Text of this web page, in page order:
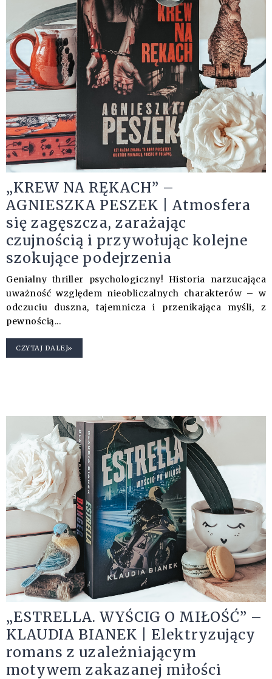
„KREW NA RĘKACH” –
AGNIESZKA PESZEK | Atmosfera
się zagęszcza, zarażając
czujnością i przywołując kolejne
szokujące podejrzenia
Genialny thriller psychologiczny! Historia narzucająca
uważność względem nieobliczalnych charakterów – w
odczuciu duszna, tajemnicza i przenikająca myśli, z
pewnością...
CZYTAJ DALEJ»
„ESTRELLA. WYŚCIG O MIŁOŚĆ” –
KLAUDIA BIANEK | Elektryzujący
romans z uzależniającym
motywem zakazanej miłości